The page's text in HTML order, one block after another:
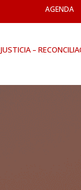
AGENDA
JUSTICIA –